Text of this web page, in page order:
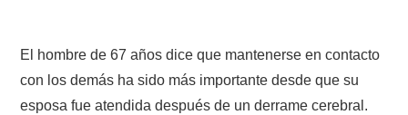
El hombre de 67 años dice que mantenerse en contacto
con los demás ha sido más importante desde que su
esposa fue atendida después de un derrame cerebral.